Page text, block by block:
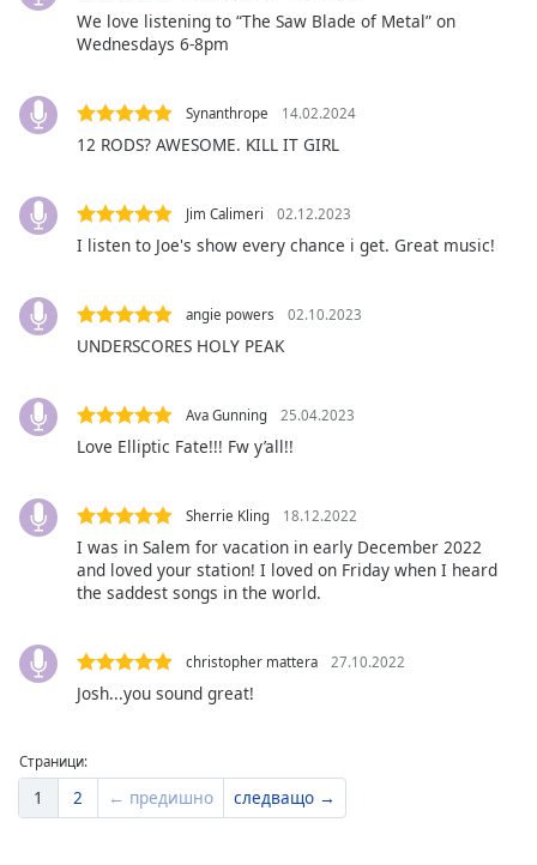
Audio
in-
Picture
Fullscreen
Beginning
window.
Escape
and
close
Text
Color
Text
We love listening to “The Saw Blade of Metal” on
Wednesdays 6-8pm
Synanthrope 14.02.2024
12 RODS? AWESOME. KILL IT GIRL
Jim Calimeri 02.12.2023
I listen to Joe's show every chance i get. Great music!
angie powers 02.10.2023
UNDERSCORES HOLY PEAK
Ava Gunning 25.04.2023
Love Elliptic Fate!!! Fw y’all!!
Sherrie Kling 18.12.2022
I was in Salem for vacation in early December 2022
and loved your station! I loved on Friday when I heard
the saddest songs in the world.
christopher mattera 27.10.2022
Josh...you sound great!
Страници:
1 2 ← предишно следващо →